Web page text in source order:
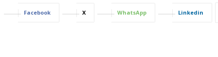
Facebook X WhatsApp Linkedin